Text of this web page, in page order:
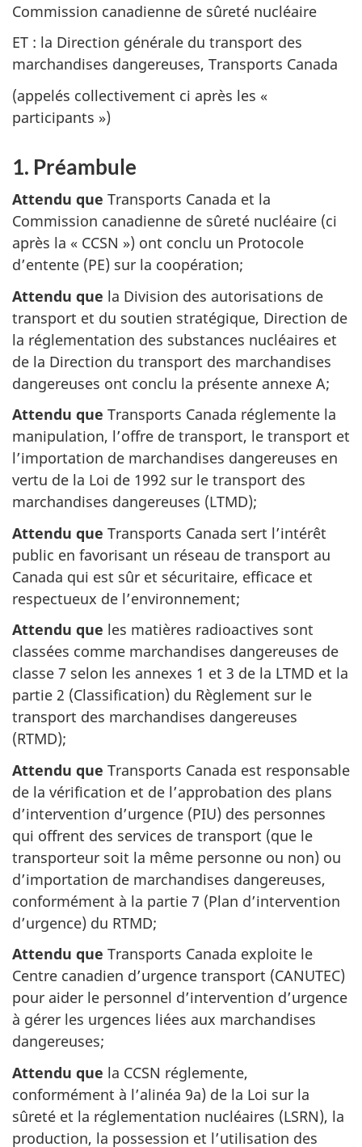
Commission canadienne de sûreté nucléaire
ET : la Direction générale du transport des
marchandises dangereuses, Transports Canada
(appelés collectivement ci après les «
participants »)
1. Préambule
Attendu que Transports Canada et la
Commission canadienne de sûreté nucléaire (ci
après la « CCSN ») ont conclu un Protocole
d’entente (PE) sur la coopération;
Attendu que la Division des autorisations de
transport et du soutien stratégique, Direction de
la réglementation des substances nucléaires et
de la Direction du transport des marchandises
dangereuses ont conclu la présente annexe A;
Attendu que Transports Canada réglemente la
manipulation, l’offre de transport, le transport et
l’importation de marchandises dangereuses en
vertu de la Loi de 1992 sur le transport des
marchandises dangereuses (LTMD);
Attendu que Transports Canada sert l’intérêt
public en favorisant un réseau de transport au
Canada qui est sûr et sécuritaire, efficace et
respectueux de l’environnement;
Attendu que les matières radioactives sont
classées comme marchandises dangereuses de
classe 7 selon les annexes 1 et 3 de la LTMD et la
partie 2 (Classification) du Règlement sur le
transport des marchandises dangereuses
(RTMD);
Attendu que Transports Canada est responsable
de la vérification et de l’approbation des plans
d’intervention d’urgence (PIU) des personnes
qui offrent des services de transport (que le
transporteur soit la même personne ou non) ou
d’importation de marchandises dangereuses,
conformément à la partie 7 (Plan d’intervention
d’urgence) du RTMD;
Attendu que Transports Canada exploite le
Centre canadien d’urgence transport (CANUTEC)
pour aider le personnel d’intervention d’urgence
à gérer les urgences liées aux marchandises
dangereuses;
Attendu que la CCSN réglemente,
conformément à l’alinéa 9a) de la Loi sur la
sûreté et la réglementation nucléaires (LSRN), la
production, la possession et l’utilisation des